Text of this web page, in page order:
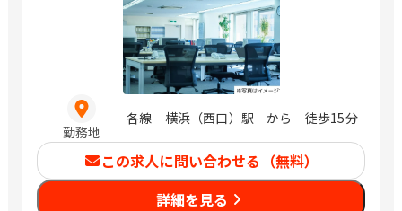
勤務地
各線 横浜（西口）駅 から 徒歩15分
この求人に問い合わせる（無料）
詳細を見る